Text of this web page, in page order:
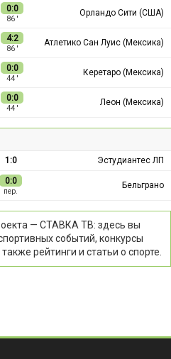
0:0
86 ′
Орландо Сити (США)
4:2
86 ′
Атлетико Сан Луис (Мексика)
0:0
44 ′
Керетаро (Мексика)
0:0
44 ′
Леон (Мексика)
1:0 Эстудиантес ЛП
0:0
пер.
Бельграно
— СТАВКА ТВ: здесь вы
событий, конкурсы
также рейтинги и статьи о спорте.